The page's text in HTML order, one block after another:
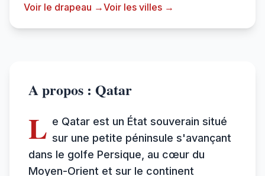
Voir le drapeau →Voir les villes →
A propos : Qatar
L e Qatar est un État souverain situé
sur une petite péninsule s'avançant
dans le golfe Persique, au cœur du
Moyen-Orient et sur le continent